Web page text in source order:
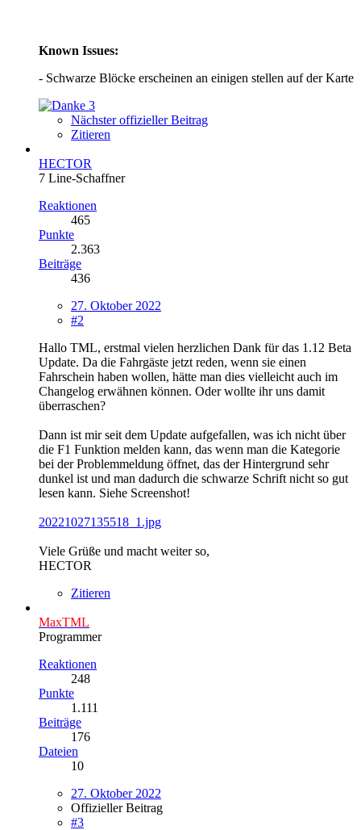
Known Issues:
- Schwarze Blöcke erscheinen an einigen stellen auf der Karte
3
Nächster offizieller Beitrag
Zitieren
HECTOR
7 Line-Schaffner
Reaktionen
465
Punkte
2.363
Beiträge
436
27. Oktober 2022
#2
Hallo TML, erstmal vielen herzlichen Dank für das 1.12 Beta
Update. Da die Fahrgäste jetzt reden, wenn sie einen
Fahrschein haben wollen, hätte man dies vielleicht auch im
Changelog erwähnen können. Oder wollte ihr uns damit
überraschen?
Dann ist mir seit dem Update aufgefallen, was ich nicht über
die F1 Funktion melden kann, das wenn man die Kategorie
bei der Problemmeldung öffnet, das der Hintergrund sehr
dunkel ist und man dadurch die schwarze Schrift nicht so gut
lesen kann. Siehe Screenshot!
20221027135518_1.jpg
Viele Grüße und macht weiter so,
HECTOR
Zitieren
MaxTML
Programmer
Reaktionen
248
Punkte
1.111
Beiträge
176
Dateien
10
27. Oktober 2022
Offizieller Beitrag
#3